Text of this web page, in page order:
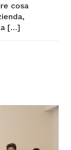
cosa
[…]